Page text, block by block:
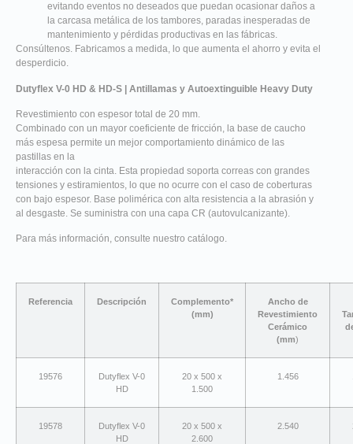
evitando eventos no deseados que puedan ocasionar daños a
la carcasa metálica de los tambores, paradas inesperadas de
mantenimiento y pérdidas productivas en las fábricas.
Consúltenos. Fabricamos a medida, lo que aumenta el ahorro y evita el
desperdicio.
Dutyflex V-0 HD & HD-S | Antillamas y Autoextinguible Heavy Duty
Revestimiento con espesor total de 20 mm.
Combinado con un mayor coeficiente de fricción, la base de caucho
más espesa permite un mejor comportamiento dinámico de las
pastillas en la
interacción con la cinta. Esta propiedad soporta correas con grandes
tensiones y estiramientos, lo que no ocurre con el caso de coberturas
con bajo espesor. Base polimérica con alta resistencia a la abrasión y
al desgaste. Se suministra con una capa CR (autovulcanizante).
Para más información, consulte nuestro catálogo.
Referencia Descripción
Complemento*
(mm)
Ancho de
Revestimiento
Cerámico
(mm)
19576
Dutyflex V-0
HD
20 x 500 x
1.500
1.456
19578
Dutyflex V-0
HD
20 x 500 x
2.600
2.540